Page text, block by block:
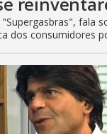
fala
dos consumidores